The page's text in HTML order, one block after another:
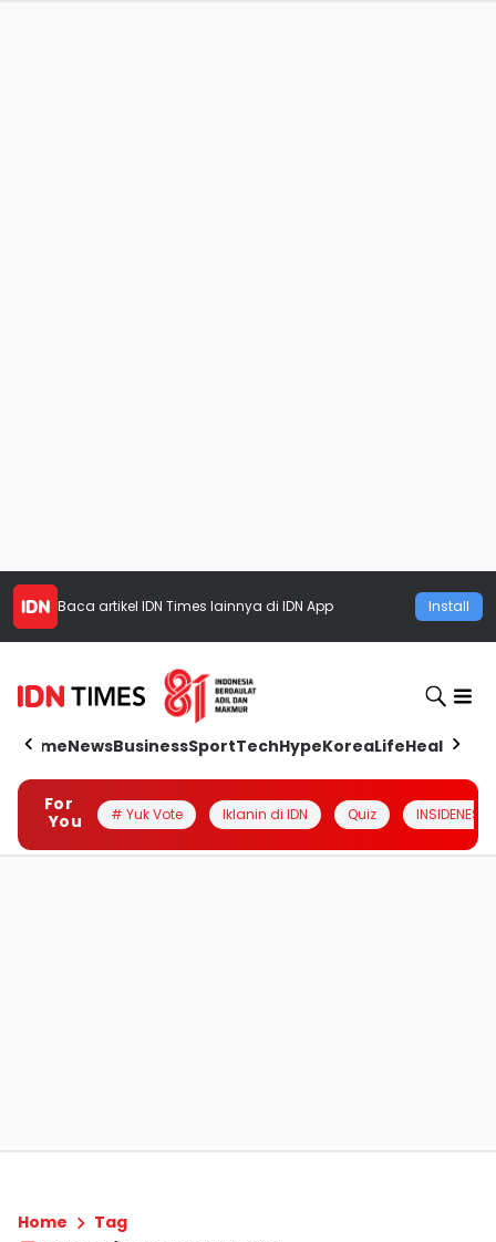
Baca artikel IDN Times lainnya di IDN App Install
HomeNewsBusinessSportTechHypeKoreaLifeHealth
For
You
# Yuk Vote Iklanin di IDN Quiz INSIDENESIA
Home Tag